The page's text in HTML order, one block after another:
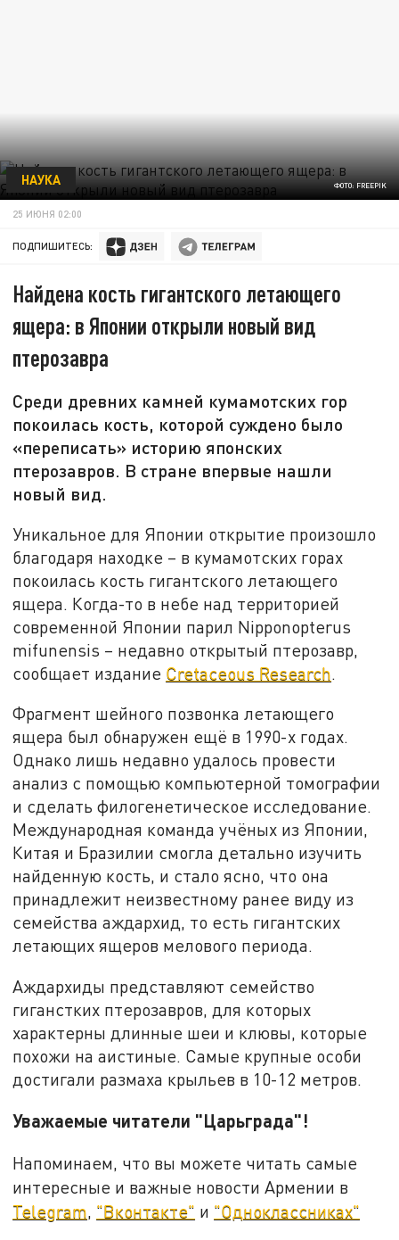
ФОТО: FREEPIK
НАУКА
25 ИЮНЯ 02:00
ПОДПИШИТЕСЬ:
Найдена кость гигантского летающего
ящера: в Японии открыли новый вид
птерозавра
Среди древних камней кумамотских гор
покоилась кость, которой суждено было
«переписать» историю японских
птерозавров. В стране впервые нашли
новый вид.
Уникальное для Японии открытие произошло
благодаря находке – в кумамотских горах
покоилась кость гигантского летающего
ящера. Когда-то в небе над территорией
современной Японии парил Nipponopterus
mifunensis – недавно открытый птерозавр,
сообщает издание Cretaceous Research.
Фрагмент шейного позвонка летающего
ящера был обнаружен ещё в 1990-х годах.
Однако лишь недавно удалось провести
анализ с помощью компьютерной томографии
и сделать филогенетическое исследование.
Международная команда учёных из Японии,
Китая и Бразилии смогла детально изучить
найденную кость, и стало ясно, что она
принадлежит неизвестному ранее виду из
семейства аждархид, то есть гигантских
летающих ящеров мелового периода.
Аждархиды представляют семейство
гиганстких птерозавров, для которых
характерны длинные шеи и клювы, которые
похожи на аистиные. Самые крупные особи
достигали размаха крыльев в 10-12 метров.
Уважаемые читатели "Царьграда"!
Напоминаем, что вы можете читать самые
интересные и важные новости Армении в
Telegram "Вконтакте" и "Одноклассниках"